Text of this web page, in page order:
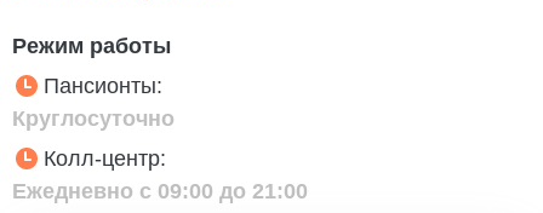
Режим работы
Пансионты:
Круглосуточно
Колл-центр:
Ежедневно с 09:00 до 21:00